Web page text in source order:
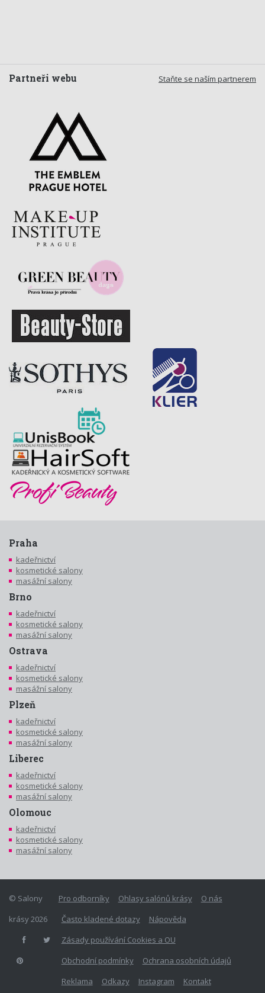
Staňte se naším partnerem
Partneři webu
Praha
kadeřnictví
kosmetické salony
masážní salony
Brno
kadeřnictví
kosmetické salony
masážní salony
Ostrava
kadeřnictví
kosmetické salony
masážní salony
Plzeň
kadeřnictví
kosmetické salony
masážní salony
Liberec
kadeřnictví
kosmetické salony
masážní salony
Olomouc
kadeřnictví
kosmetické salony
masážní salony
Pro odborníky Ohlasy salónů krásy
O nás
Často kladené dotazy
Nápověda
Zásady používání Cookies a OU
Obchodní podmínky
Ochrana osobních údajů
Reklama
Odkazy Instagram Kontakt
© Salony
krásy 2026